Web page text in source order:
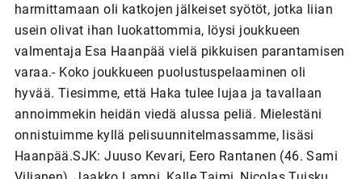
harmittamaan oli katkojen jälkeiset syötöt, jotka liian
usein olivat ihan luokattommia, löysi joukkueen
valmentaja Esa Haanpää vielä pikkuisen parantamisen
varaa.- Koko joukkueen puolustuspelaaminen oli
hyvää. Tiesimme, että Haka tulee lujaa ja tavallaan
annoimmekin heidän viedä alussa peliä. Mielestäni
onnistuimme kyllä pelisuunnitelmassamme, lisäsi
Haanpää.SJK: Juuso Kevari, Eero Rantanen (46. Sami